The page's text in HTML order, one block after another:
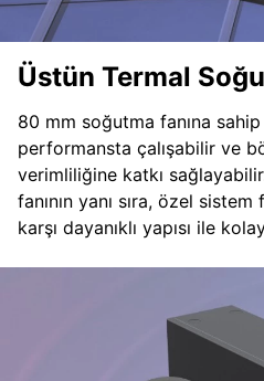
Üstün Termal
80 mm soğutma fanına
performansta çalışabilir ve
verimliliğine katkı
fanının yanı sıra, özel sistem
karşı dayanıklı yapısı ile